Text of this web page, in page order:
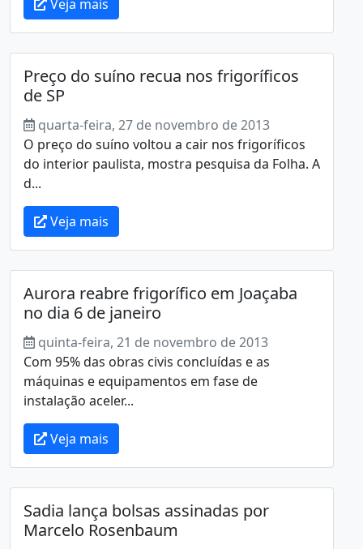
Veja mais
Preço do suíno recua nos frigoríficos
de SP
quarta-feira, 27 de novembro de 2013
O preço do suíno voltou a cair nos frigoríficos
do interior paulista, mostra pesquisa da Folha. A
d...
Veja mais
Aurora reabre frigorífico em Joaçaba
no dia 6 de janeiro
quinta-feira, 21 de novembro de 2013
Com 95% das obras civis concluídas e as
máquinas e equipamentos em fase de
instalação aceler...
Veja mais
Sadia lança bolsas assinadas por
Marcelo Rosenbaum